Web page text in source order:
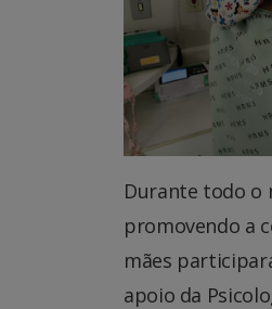
Durante todo o
promovendo a
mães
apoio da